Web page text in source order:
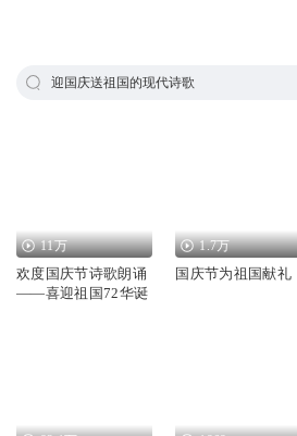
迎国庆送祖国的现代诗歌
11万
欢度国庆节诗歌朗诵
——喜迎祖国72华诞
1.7万
国庆节为祖国献礼